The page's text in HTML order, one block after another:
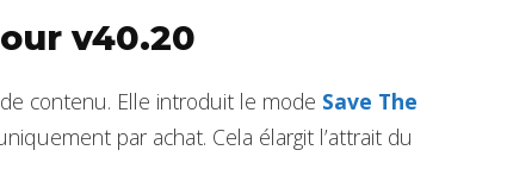
v40.20
contenu. Elle introduit le mode Save The
par achat. Cela élargit l’attrait du